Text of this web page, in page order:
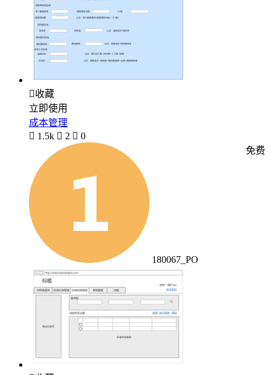
收藏
立即使用
成本管理
 1.5k  2  0
180067_PO
免费